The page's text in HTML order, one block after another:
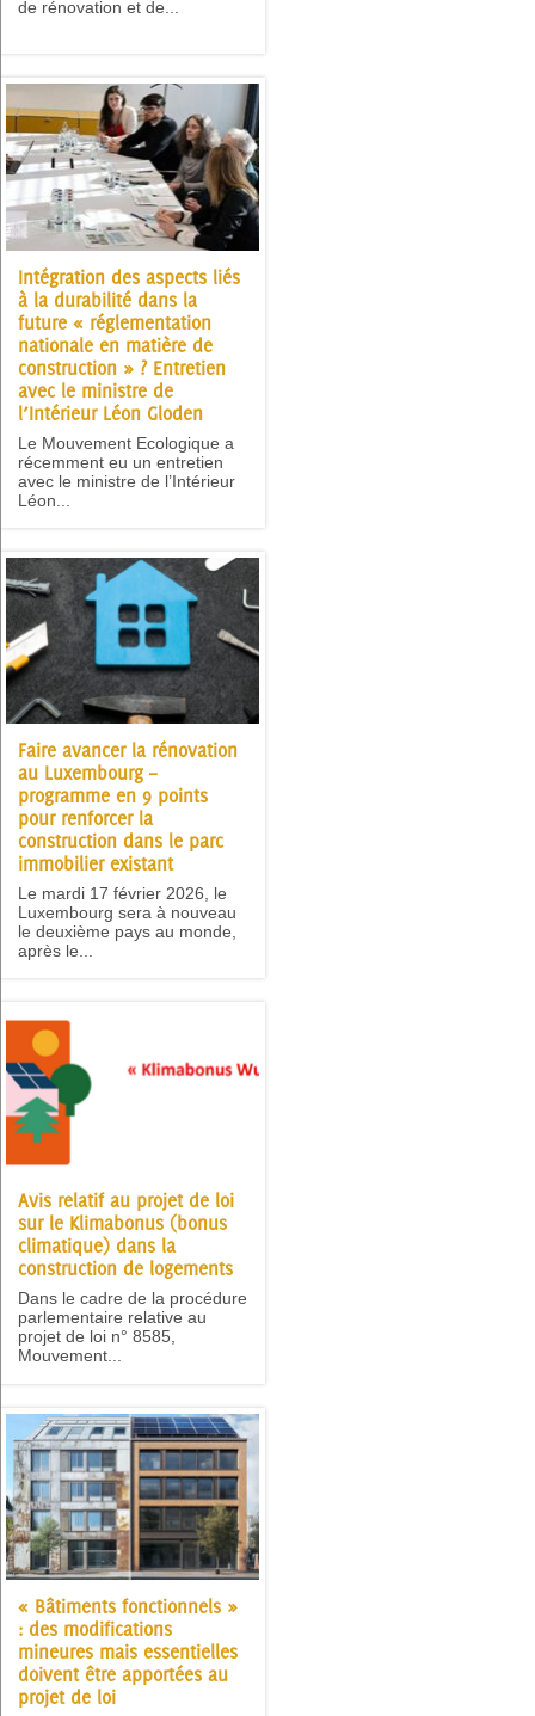
de rénovation et de...
Intégration des aspects liés
à la durabilité dans la
future « réglementation
nationale en matière de
construction » ? Entretien
avec le ministre de
l’Intérieur Léon Gloden
Le Mouvement Ecologique a
récemment eu un entretien
avec le ministre de l’Intérieur
Léon...
Faire avancer la rénovation
au Luxembourg –
programme en 9 points
pour renforcer la
construction dans le parc
immobilier existant
Le mardi 17 février 2026, le
Luxembourg sera à nouveau
le deuxième pays au monde,
après le...
Avis relatif au projet de loi
sur le Klimabonus (bonus
climatique) dans la
construction de logements
Dans le cadre de la procédure
parlementaire relative au
projet de loi n° 8585,
Mouvement...
« Bâtiments fonctionnels »
: des modifications
mineures mais essentielles
doivent être apportées au
projet de loi